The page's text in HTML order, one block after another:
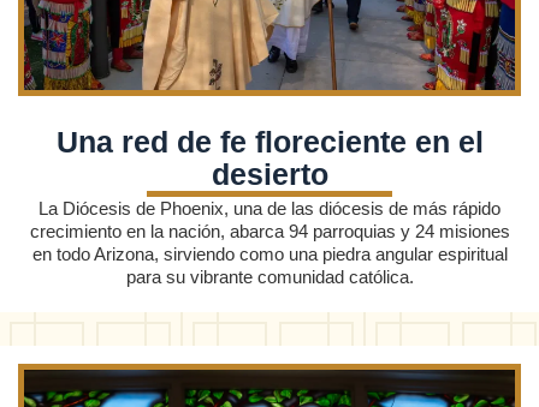
Una red de fe floreciente en el
desierto
La Diócesis de Phoenix, una de las diócesis de más rápido
crecimiento en la nación, abarca 94 parroquias y 24 misiones
en todo Arizona, sirviendo como una piedra angular espiritual
para su vibrante comunidad católica.